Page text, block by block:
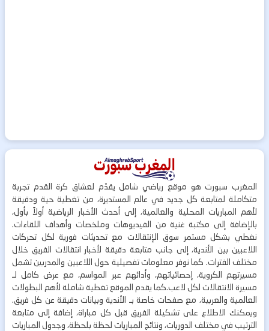
المغرب سبورت هو موقع رياضي شامل يقدّم لعشاق كرة القدم تجربة
متكاملة لمتابعة كل جديد في عالم المستديرة، من تغطية حية ودقيقة
لأهم المباريات المحلية والعالمية، إلى أحدث الأخبار الرياضية أولاً بأول،
بالإضافة إلى مكتبة غنية من الفيديوهات وملخصات وأهداف اللقاءات.
نغطي بشكل مستمر سوق الإنتقالات مع تحديثات فورية لكل تحركات
اللاعبين بين الأندية، إلى جانب متابعة دقيقة لأخبار انتقالات الفريق خلال
مختلف الفترات. كما نوفر معلومات تفصيلية حول اللاعبين والمدربين تشمل
مسيرتهم الكروية، إحصائياتهم، وأدائهم عبر المواسم، مع عرض كامل لـ
مسيرة الانتقالات لكل لاعب.كما يقدم الموقع تغطية شاملة لأهم البطولات
العالمية والعربية، مع صفحات خاصة بـ الأندية وبيانات دقيقة عن كل فريق.
ويمكنك الاطلاع على تشكيلة الفريق قبل كل مباراة، إضافة إلى متابعة
الترتيب في مختلف الدوريات، ونتائج المباريات لحظة بلحظة، وجدول المباريات